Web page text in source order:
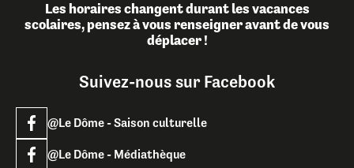
Les horaires changent durant les vacances
scolaires, pensez à vous renseigner avant de vous
déplacer !
Suivez-nous sur Facebook
@Le Dôme - Saison culturelle
@Le Dôme - Médiathèque